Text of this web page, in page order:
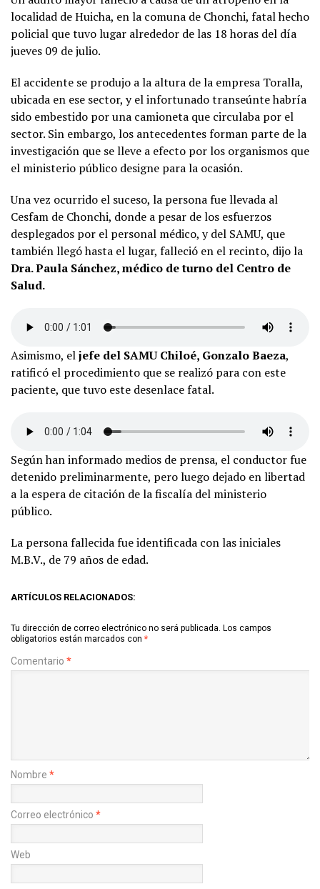
localidad de Huicha, en la comuna de Chonchi, fatal hecho
policial que tuvo lugar alrededor de las 18 horas del día
jueves 09 de julio.
El accidente se produjo a la altura de la empresa Toralla,
ubicada en ese sector, y el infortunado transeúnte habría
sido embestido por una camioneta que circulaba por el
sector. Sin embargo, los antecedentes forman parte de la
investigación que se lleve a efecto por los organismos que
el ministerio público designe para la ocasión.
Una vez ocurrido el suceso, la persona fue llevada al
Cesfam de Chonchi, donde a pesar de los esfuerzos
desplegados por el personal médico, y del SAMU, que
también llegó hasta el lugar, falleció en el recinto, dijo la
Dra. Paula Sánchez, médico de turno del Centro de
Salud.
Asimismo, eljefe del SAMU Chiloé, Gonzalo Baeza,
ratificó el procedimiento que se realizó para con este
paciente, que tuvo este desenlace fatal.
Según han informado medios de prensa, el conductor fue
detenido preliminarmente, pero luego dejado en libertad
a la espera de citación de la fiscalía del ministerio
público.
La persona fallecida fue identificada con las iniciales
M.B.V., de 79 años de edad.
ARTÍCULOS RELACIONADOS:
Tu dirección de correo electrónico no será publicada. Los campos
obligatorios están marcados con *
Comentario *
Nombre *
Correo electrónico *
Web